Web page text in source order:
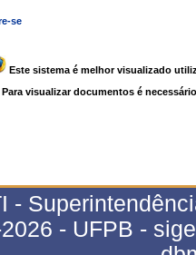
se
Este sistema é melhor visualizado
Para visualizar documentos é
-
- UFPB -